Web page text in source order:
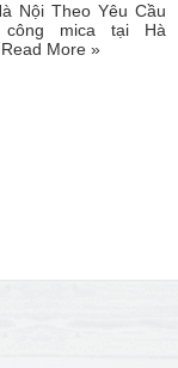
Nội Theo Yêu Cầu
mica tại Hà
Read More »